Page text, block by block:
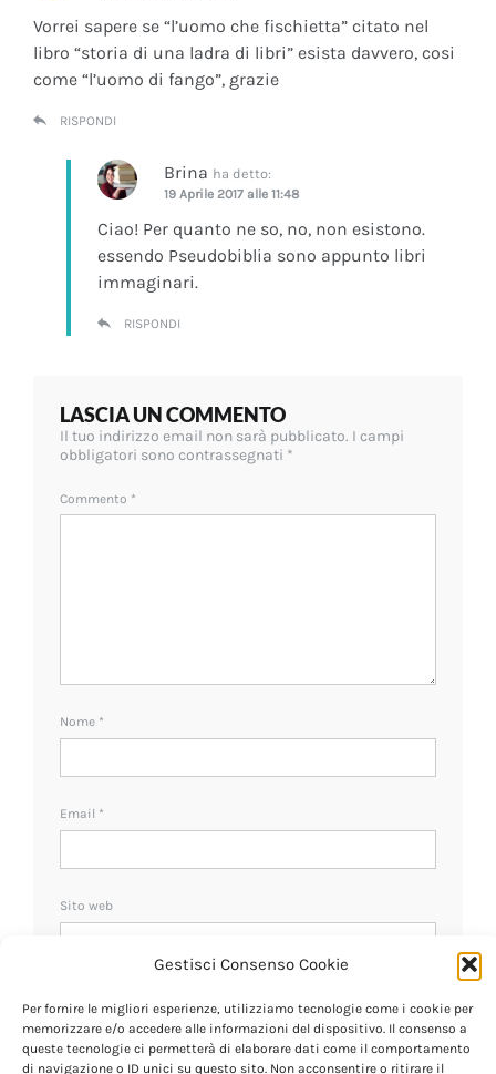
Gestisci Consenso Cookie
Per fornire le migliori esperienze, utilizziamo tecnologie come i cookie per
memorizzare e/o accedere alle informazioni del dispositivo. Il consenso a
queste tecnologie ci permetterà di elaborare dati come il comportamento
di navigazione o ID unici su questo sito. Non acconsentire o ritirare il
Vorrei sapere se “l’uomo che fischietta” citato nel
libro “storia di una ladra di libri” esista davvero, cosi
come “l’uomo di fango”, grazie
RISPONDI
Brina ha detto:
19 Aprile 2017 alle 11:48
Ciao! Per quanto ne so, no, non esistono.
essendo Pseudobiblia sono appunto libri
immaginari.
RISPONDI
LASCIA UN COMMENTO
Il tuo indirizzo email non sarà pubblicato. I campi
obbligatori sono contrassegnati *
Commento *
Nome *
Email *
Sito web